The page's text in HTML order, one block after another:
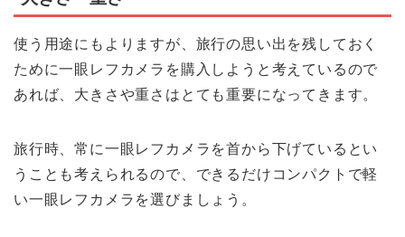
使う用途にもよりますが、旅行の思い出を残しておく
ために一眼レフカメラを購入しようと考えているので
あれば、大きさや重さはとても重要になってきます。
旅行時、常に一眼レフカメラを首から下げているとい
うことも考えられるので、できるだけコンパクトで軽
い一眼レフカメラを選びましょう。